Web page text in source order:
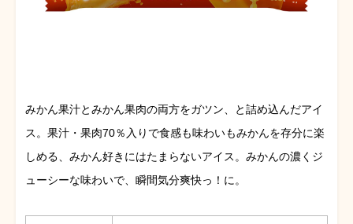
みかん果汁とみかん果肉の両方をガツン、と詰め込んだアイ
ス。果汁・果肉70％入りで食感も味わいもみかんを存分に楽
しめる、みかん好きにはたまらないアイス。みかんの濃くジ
ューシーな味わいで、瞬間気分爽快っ！に。